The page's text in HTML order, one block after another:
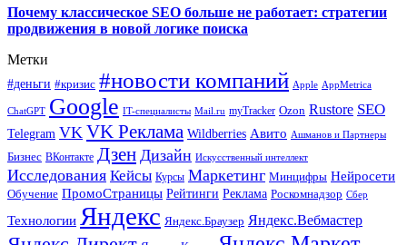
Почему классическое SEO больше не работает: стратегии
продвижения в новой логике поиска
Метки
#деньги #кризис #новости компаний Apple AppMetrica
ChatGPT Google IT-специалисты Mail.ru myTracker Ozon Rustore SEO
Telegram VK VK Реклама Wildberries Авито Ашманов и Партнеры
Бизнес ВКонтакте Дзен Дизайн Искусственный интеллект
Исследования Кейсы Курсы Маркетинг Минцифры Нейросети
Обучение ПромоСтраницы Рейтинги Реклама Роскомнадзор Сбер
Технологии Яндекс Яндекс.Браузер Яндекс.Вебмастер